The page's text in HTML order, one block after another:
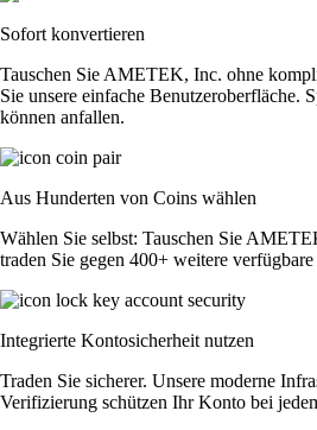
Sofort konvertieren
Tauschen Sie AMETEK, Inc. ohne
Sie unsere einfache Benutzeroberfläche.
können anfallen.
Aus Hunderten von Coins wählen
Wählen Sie selbst: Tauschen Sie
traden Sie gegen 400+ weitere
Integrierte Kontosicherheit nutzen
Traden Sie sicherer. Unsere moderne
Verifizierung schützen Ihr Konto bei